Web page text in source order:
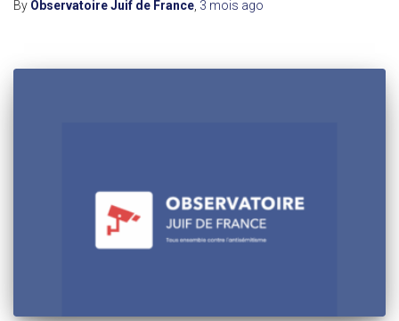
By Observatoire Juif de France 3 mois ago